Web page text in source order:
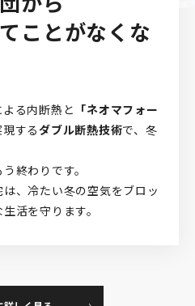
ことがなくな
よる内断熱と 「ネオマフォー
するダブル断熱技術で、冬
終わりです。
、冷たい冬の空気をブロッ
活を守ります。